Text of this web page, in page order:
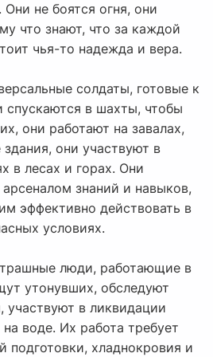
не боятся огня, они
что знают, что за каждой
чья-то надежда и вера.
солдаты, готовые к
в шахты, чтобы
они работают на завалах,
они участвуют в
в лесах и горах. Они
знаний и навыков,
эффективно действовать в
условиях.
люди, работающие в
утонувших, обследуют
участвуют в ликвидации
воде. Их работа требует
подготовки, хладнокровия и